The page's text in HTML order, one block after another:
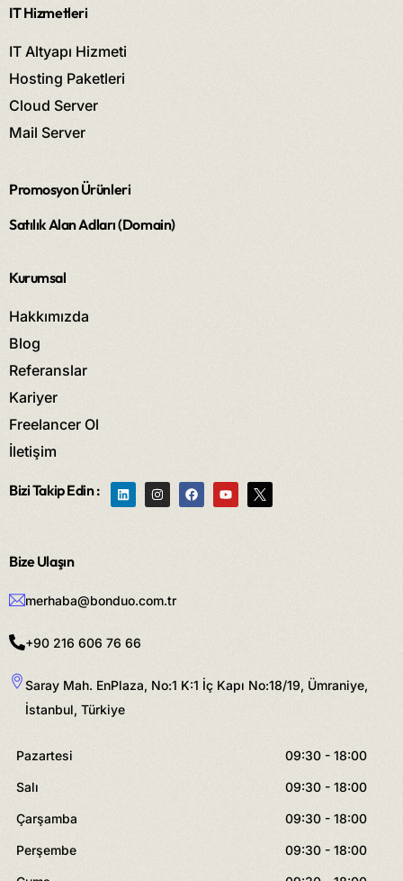
IT Hizmetleri
IT Altyapı Hizmeti
Hosting Paketleri
Cloud Server
Mail Server
Promosyon Ürünleri
Satılık Alan Adları (Domain)
Kurumsal
Hakkımızda
Blog
Referanslar
Kariyer
Freelancer Ol
İletişim
Bizi Takip Edin :
Bize Ulaşın
merhaba@bonduo.com.tr
+90 216 606 76 66
Saray Mah. EnPlaza, No:1 K:1 İç Kapı No:18/19, Ümraniye,
İstanbul, Türkiye
Pazartesi 09:30 - 18:00
Salı 09:30 - 18:00
Çarşamba 09:30 - 18:00
Perşembe 09:30 - 18:00